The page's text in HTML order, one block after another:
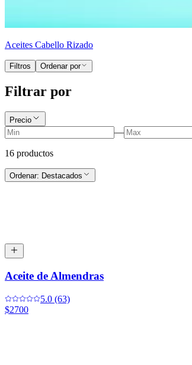
Aceites Cabello Rizado
Filtros Ordenar por
Filtrar por
Precio
—
16 productos
Ordenar: Destacados
Aceite de Almendras
5.0 (63)
$2700